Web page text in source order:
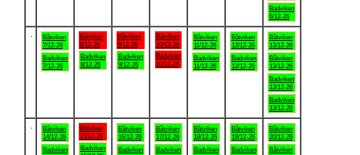
Badviken
6/12-26
Båtviken
7/12-26
Badviken
7/12-26
Båtviken
8/12-26
Badviken
8/12-26
Båtviken
9/12-26
Badviken
9/12-26
Båtviken
10/12-26
Badviken
10/12-26
Båtviken
11/12-26
Badviken
11/12-26
Båtviken
12/12-26
Badviken
12/12-26
Båtviken
13/12-26
Båtviken
13/12-26
Badviken
13/12-26
Badviken
13/12-26
Båtviken
14/12-26
Badviken
Båtviken
15/12-26
Badviken
Båtviken
16/12-26
Badviken
Båtviken
17/12-26
Badviken
Båtviken
18/12-26
Badviken
Båtviken
19/12-26
Badviken
Båtviken
20/12-26
Båtviken